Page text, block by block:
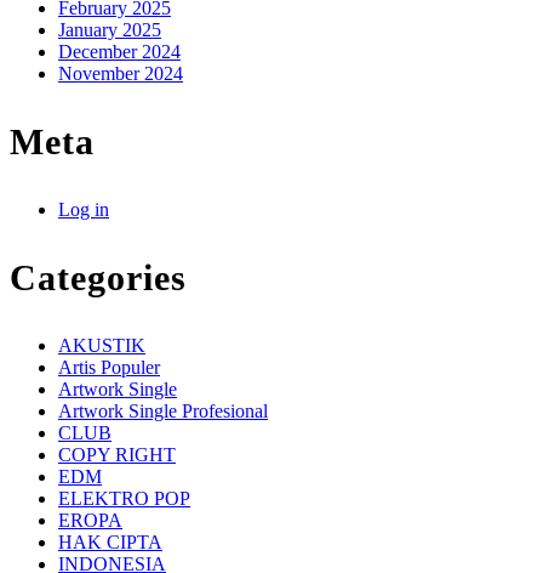
February 2025
January 2025
December 2024
November 2024
Meta
Log in
Categories
AKUSTIK
Artis Populer
Artwork Single
Artwork Single Profesional
CLUB
COPY RIGHT
EDM
ELEKTRO POP
EROPA
HAK CIPTA
INDONESIA